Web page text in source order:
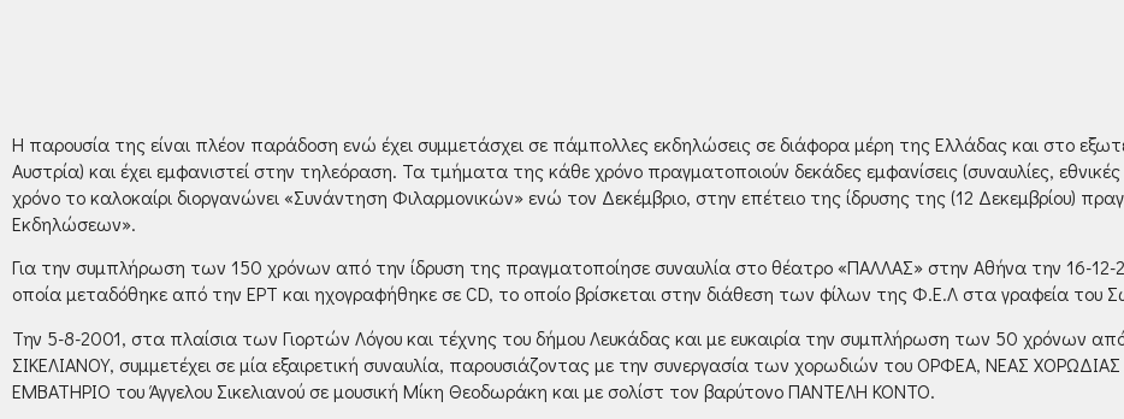
Η παρουσία της είναι πλέον παράδοση ενώ έχει συμμετάσχει σε πάμπολλες εκδηλώσεις σε διάφορα μέρη της Ελλάδας και στο
Αυστρία) και έχει εμφανιστεί στην τηλεόραση. Τα τμήματα της κάθε χρόνο πραγματοποιούν δεκάδες εμφανίσεις (συναυλίες, εθνικές
χρόνο το καλοκαίρι διοργανώνει «Συνάντηση Φιλαρμονικών» ενώ τον Δεκέμβριο, στην επέτειο της ίδρυσης της (12 Δεκεμβρίου)
Εκδηλώσεων».
Για την συμπλήρωση των 150 χρόνων από την ίδρυση της πραγματοποίησε συναυλία στο θέατρο «ΠΑΛΛΑΣ» στην Αθήνα την 16-12-
οποία μεταδόθηκε από την ΕΡΤ και ηχογραφήθηκε σε CD, το οποίο βρίσκεται στην διάθεση των φίλων της Φ.Ε.Λ στα γραφεία του
Την 5-8-2001, στα πλαίσια των Γιορτών Λόγου και τέχνης του δήμου Λευκάδας και με ευκαιρία την συμπλήρωση των 50 χρόνων
ΣΙΚΕΛΙΑΝΟΥ, συμμετέχει σε μία εξαιρετική συναυλία, παρουσιάζοντας με την συνεργασία των χορωδιών του ΟΡΦΕΑ, ΝΕΑΣ
ΕΜΒΑΤΗΡΙΟ του Άγγελου Σικελιανού σε μουσική Μίκη Θεοδωράκη και με σολίστ τον βαρύτονο ΠΑΝΤΕΛΗ ΚΟΝΤΟ.